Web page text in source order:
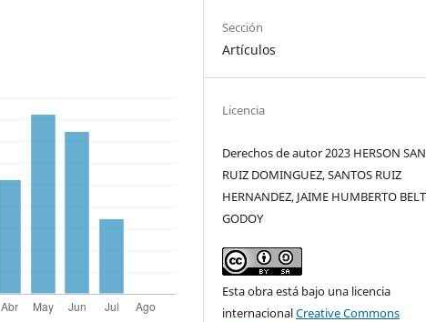
Sección
Artículos
Licencia
Derechos de autor 2023 HERSON
RUIZ DOMINGUEZ, SANTOS RUIZ
HERNANDEZ, JAIME HUMBERTO
GODOY
Esta obra está bajo una licencia
internacionalCreative Commons